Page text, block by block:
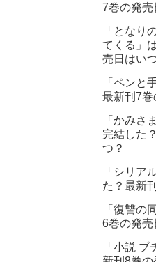
7巻の発売
「となり
てくる」
売日はい
「ペンと
最新刊7巻
「かみさ
完結した
つ？
「シリア
た？最新
「復讐の
6巻の発売
「小説